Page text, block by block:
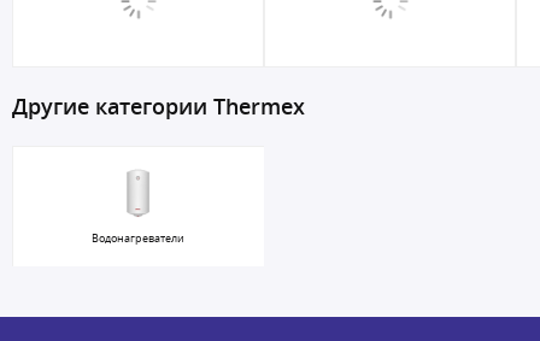
Другие категории Thermex
Водонагреватели